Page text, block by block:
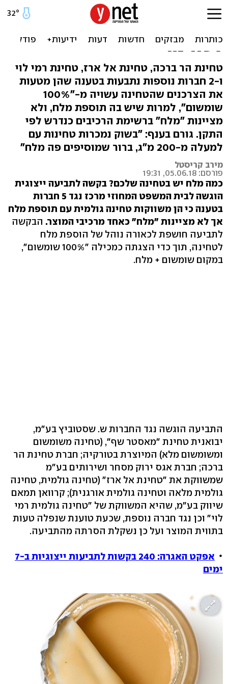
בקשה לייצוגית: חברות
מסתירות הוספת מלח
לטחינה
טחינת הר ברכה, טחינת אל ארז, טחינת רמי לוי
ו-2 חברות נוספות נתבעות בטענה שהן מטעות
את הצרכנים שהטחינה עשויה מ-"100%
שומשום", למרות שיש בה תוספת מלח, ולא
מציינות "מלח" ברשימת הרכיבים כנדרש לפי
התקן. גורם בענף: "בשוק נמכרות טחינות עם
למעלה מ-200 מ"ג, ברור שמוסיפים פה מלח"
מירב קריסטל
פורסם: 05.06.18, 19:31
כמה מלח יש בטחינה שלכם? בקשה לתביעה ייצוגית
הוגשה לבית המשפט המחוזי מרכז נגד 5 חברות
בטענה כי הן משווקות טחינה גולמית עם תוספת מלח
אך לא מציינות "מלח" כאחד מרכיבי המוצר. הבקשה
לתביעה חושפת לכאורה נוהל של הוספת מלח
לטחינה, תוך כדי הצגתה כמכילה "100% שומשום",
במקום שומשום + מלח.
התביעה הוגשה נגד החברות ש. שסטוביץ בע"מ,
יבואנית טחינת "מאסטר שף", (טחינה משומשום
ומשומשום מלא) המיוצרת בטורקיה; חברת טחינת הר
ברכה; חברת אגס ירוק מסחר ושירותים בע"מ
שמשווקת את "טחינת אל ארז" (טחינה גולמית, טחינה
גולמית מלאה וטחינה גולמית אורגנית); קרוואן תמאם
שיווק בע"מ, שהיא המשווקת של "טחינה גולמית רמי
לוי" וכן נגד חברה נוספת, שכעת טוענת שנפלה טעות
בתווית המוצר ועל כן נשקלת הסרתה מהתביעה.
אפקט האגרה: 240 בקשות לתביעות ייצוגיות ב-7
ימים